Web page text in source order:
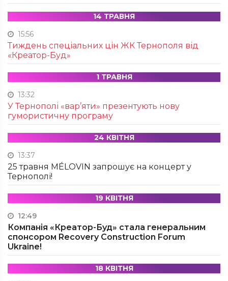
14 ТРАВНЯ
15:56
Тиждень спеціальних цін ЖК Тернополя від
«Креатор-Буд»
1 ТРАВНЯ
13:32
У Тернополі «вар’яти» презентують нову
гумористичну програму
24 КВІТНЯ
13:37
25 травня MÉLOVIN запрошує на концерт у
Тернополі!
19 КВІТНЯ
12:49
Компанія «Креатор-Буд» стала генеральним
спонсором Recovery Construction Forum
Ukraine!
18 КВІТНЯ